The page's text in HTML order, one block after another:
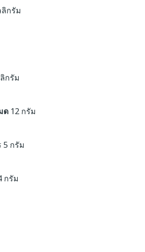
มิลลิกรัม
ลลิกรัม
มิลลิกรัม
ด 12 กรัม
าหาร 5 กรัม
กรัม
กรัม
มินเอ